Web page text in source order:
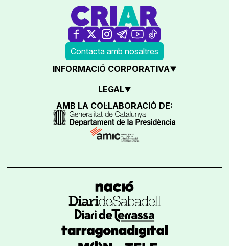
Contacta amb nosaltres
INFORMACIÓ CORPORATIVA
LEGAL
AMB LA COL·LABORACIÓ DE: